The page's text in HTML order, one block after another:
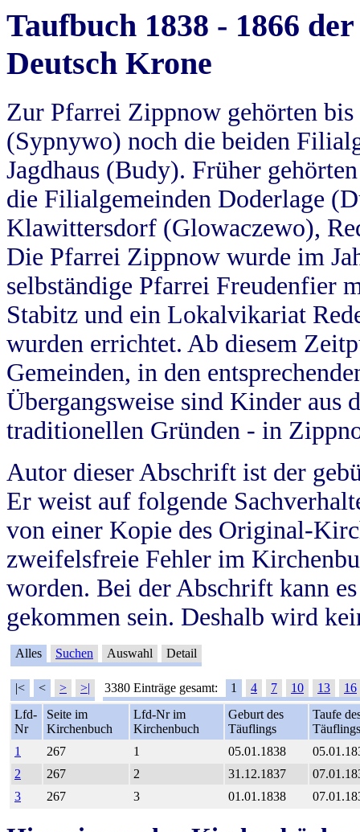
Taufbuch 1838 - 1866
Deutsch Krone
Zur Pfarrei Zippnow gehörten
(Sypnywo) noch die beiden
Jagdhaus (Budy). Früher
die Filialgemeinden Doderlage
Klawittersdorf (Glowaczewo),
Die Pfarrei Zippnow wurde im
selbständige Pfarrei Freudenfier
Stabitz und ein Lokalvikariat
wurden errichtet. Ab diesem
Gemeinden, in den
Übergangsweise sind Kinder aus
traditionellen Gründen - in
Autor dieser Abschrift ist der
Er weist auf folgende
von einer Kopie des Original-
zweifelsfreie Fehler im
worden. Bei der Abschrift kann
gekommen sein. Deshalb wird
Alles Suchen Auswahl Detail
|< < > >| 3380 Einträge gesamt: 1 4 7 10 13
16
Lfd-
Nr
Seite im
Kirchenbuch
Lfd-Nr im
Kirchenbuch
Geburt des
Täuflings
Taufe
Täuflings
1
267 1 05.01.1838
2
267 2 31.12.1837
3
267 3 01.01.1838